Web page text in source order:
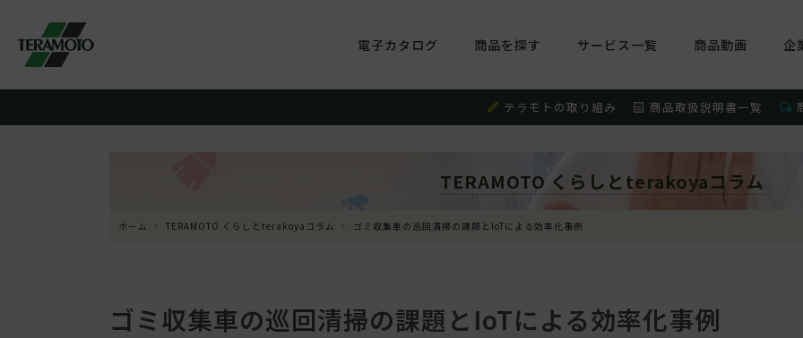
電子カタログ 商品を探す サービス一覧 商品動画 企
テラモトの取り組み 商品取扱説明書一覧
TERAMOTO くらしとterakoyaコラム
ホーム TERAMOTO くらしとterakoyaコラム ゴミ収集車の巡回清掃の課題とIoTによる効率化事例
ゴミ収集車の巡回清掃の課題とIoTによる効率化事例